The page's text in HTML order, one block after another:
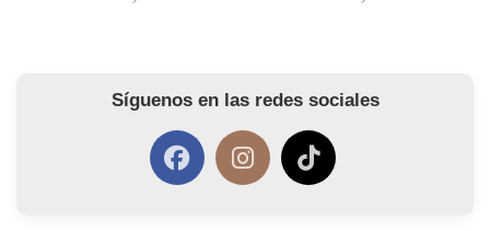
Síguenos en las redes sociales